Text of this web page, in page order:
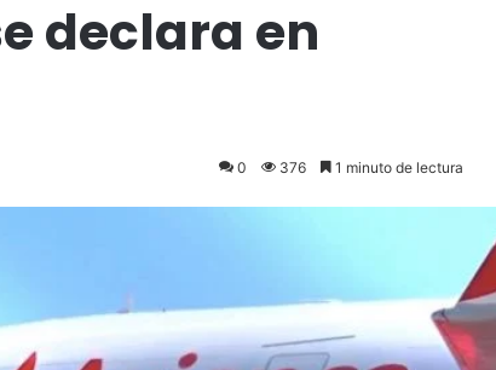
declara en
0 376 1 minuto de lectura